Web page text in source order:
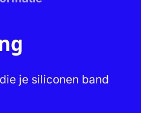
je siliconen band